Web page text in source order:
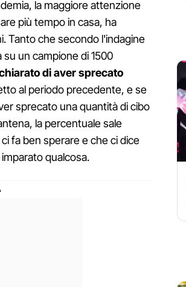
la maggiore attenzione
più tempo in casa, ha
Tanto che secondo l'indagine
un campione di 1500
di aver sprecato
al periodo precedente, e se
sprecato una quantità di cibo
la percentuale sale
fa ben sperare e che ci dice
qualcosa.